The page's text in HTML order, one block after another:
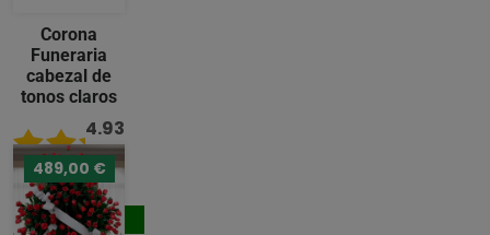
Corona
Funeraria
cabezal de
tonos claros
4.93
/ 5
242,00 €
Comprar
489,00 €